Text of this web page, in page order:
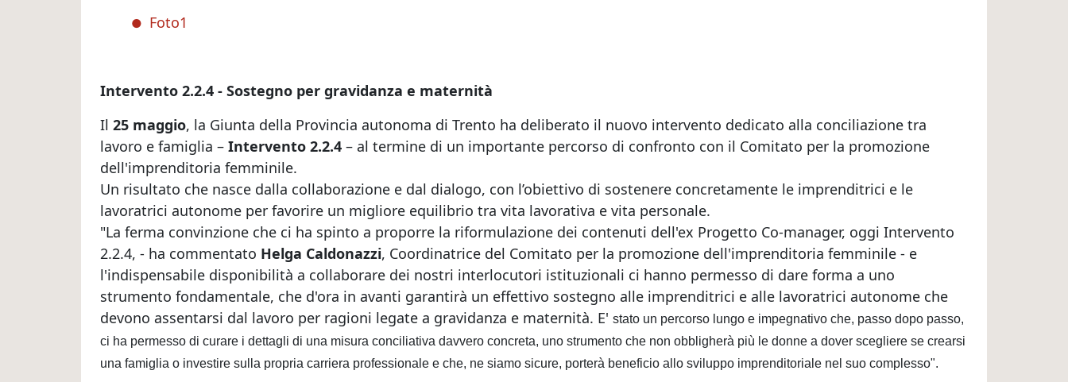
Foto1
Intervento 2.2.4 - Sostegno per gravidanza e maternità
Il 25 maggio, la Giunta della Provincia autonoma di Trento ha deliberato il nuovo intervento dedicato alla conciliazione tra
lavoro e famiglia – Intervento 2.2.4 – al termine di un importante percorso di confronto con il Comitato per la promozione
dell'imprenditoria femminile.
Un risultato che nasce dalla collaborazione e dal dialogo, con l’obiettivo di sostenere concretamente le imprenditrici e le
lavoratrici autonome per favorire un migliore equilibrio tra vita lavorativa e vita personale.
"La ferma convinzione che ci ha spinto a proporre la riformulazione dei contenuti dell'ex Progetto Co-manager, oggi Intervento
2.2.4, - ha commentato Helga Caldonazzi, Coordinatrice del Comitato per la promozione dell'imprenditoria femminile - e
l'indispensabile disponibilità a collaborare dei nostri interlocutori istituzionali ci hanno permesso di dare forma a uno
strumento fondamentale, che d'ora in avanti garantirà un effettivo sostegno alle imprenditrici e alle lavoratrici autonome che
devono assentarsi dal lavoro per ragioni legate a gravidanza e maternità. E' stato un percorso lungo e impegnativo che, passo dopo passo,
ci ha permesso di curare i dettagli di una misura conciliativa davvero concreta, uno strumento che non obbligherà più le donne a dover scegliere se crearsi
una famiglia o investire sulla propria carriera professionale e che, ne siamo sicure, porterà beneficio allo sviluppo imprenditoriale nel suo complesso".